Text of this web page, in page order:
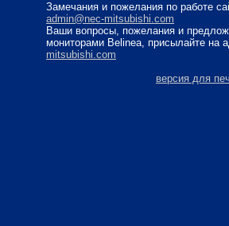
Замечания и пожелания по работе
admin@nec-mitsubishi.com
Ваши вопросы, пожелания и
мониторами Belinea, присылайте на
mitsubishi.com
версия для